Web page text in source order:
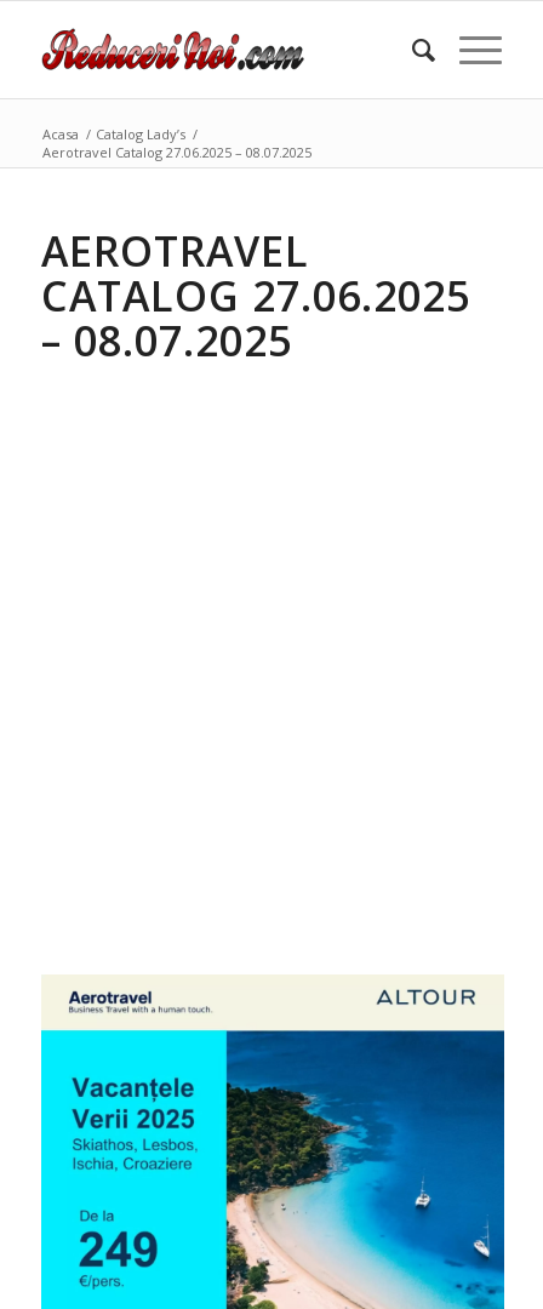
Acasa / Catalog Lady’s /
Aerotravel Catalog 27.06.2025 – 08.07.2025
AEROTRAVEL
CATALOG 27.06.2025
– 08.07.2025